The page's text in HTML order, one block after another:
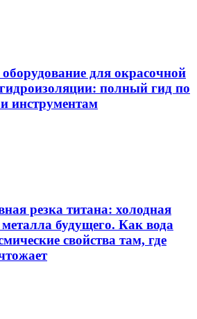
для окрасочной
полный гид по
инструментам
резка титана: холодная
будущего. Как вода
свойства там, где